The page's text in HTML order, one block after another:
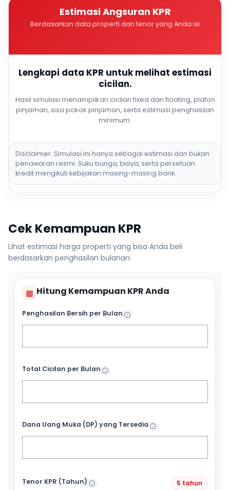
Estimasi Angsuran KPR
Berdasarkan data properti dan tenor yang Anda isi
Lengkapi data KPR untuk melihat estimasi
cicilan.
Hasil simulasi menampilkan cicilan fixed dan floating, plafon
pinjaman, sisa pokok pinjaman, serta estimasi penghasilan
minimum.
Disclaimer: Simulasi ini hanya sebagai estimasi dan bukan
penawaran resmi. Suku bunga, biaya, serta persetuan
kredit mengikuti kebijakan masing-masing bank.
Cek Kemampuan KPR
Lihat estimasi harga properti yang bisa Anda beli
berdasarkan penghasilan bulanan.
▦ Hitung Kemampuan KPR Anda
Penghasilan Bersih per Bulan
Total Cicilan per Bulan
Dana Uang Muka (DP) yang Tersedia
Tenor KPR (Tahun) 5 tahun